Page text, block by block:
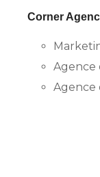
Corner
Agence
Agence